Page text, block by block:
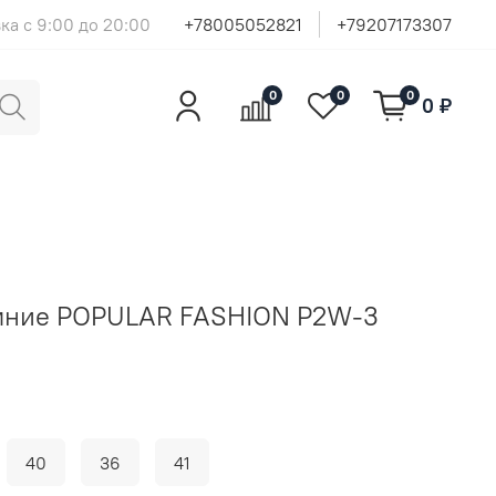
с 9:00 до 20:00 +78005052821 +79207173307
0 0 0 0 ₽
POPULAR FASHION P2W-3
40 36 41